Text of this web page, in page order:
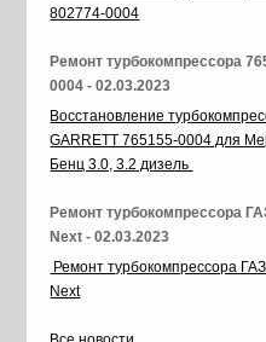
802774-0004
Ремонт турбокомпрессора
0004 - 02.03.2023
Восстановление
GARRETT 765155-0004 для
Бенц 3.0, 3.2 дизель
Ремонт турбокомпрессора
Next - 02.03.2023
Ремонт турбокомпрессора
Next